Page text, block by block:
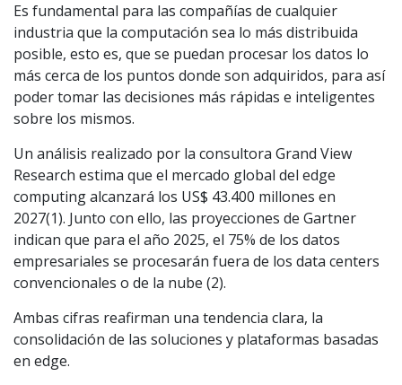
Es fundamental para las compañías de cualquier
industria que la computación sea lo más distribuida
posible, esto es, que se puedan procesar los datos lo
más cerca de los puntos donde son adquiridos, para así
poder tomar las decisiones más rápidas e inteligentes
sobre los mismos.
Un análisis realizado por la consultora Grand View
Research estima que el mercado global del edge
computing alcanzará los US$ 43.400 millones en
2027(1). Junto con ello, las proyecciones de Gartner
indican que para el año 2025, el 75% de los datos
empresariales se procesarán fuera de los data centers
convencionales o de la nube (2).
Ambas cifras reafirman una tendencia clara, la
consolidación de las soluciones y plataformas basadas
en edge.